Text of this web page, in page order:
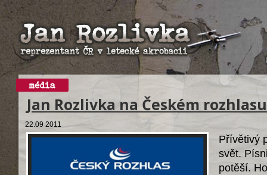
Jan Rozlivka na Českém
22.09 2011
Přívětivý
svět.
potěší.